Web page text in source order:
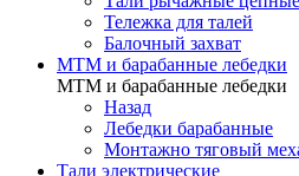
Тележка для талей
Балочный захват
МТМ и барабанные лебедки
МТМ и барабанные лебедки
Назад
Лебедки барабанные
Монтажно тяговый
Тали электрические